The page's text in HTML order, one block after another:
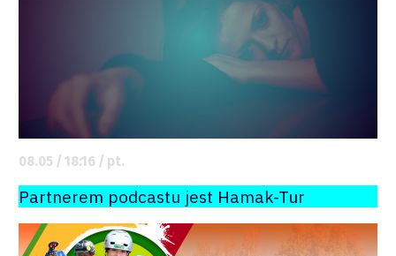
08.05 / 18:16 / pt.
Partnerem podcastu jest Hamak-Tur